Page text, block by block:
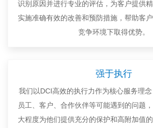
识别原因并进行专业的评估，为客户提供
实施准确有效的改善和预防措施，帮助客
竞争环境下取得优势。
强于执行
我们以DCI高效的执行力作为核心服务理
员工、客户、合作伙伴等可能遇到的问题
大程度为他们提供充分的保护和高附加值